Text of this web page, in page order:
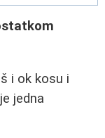
i ok kosu i
jedna